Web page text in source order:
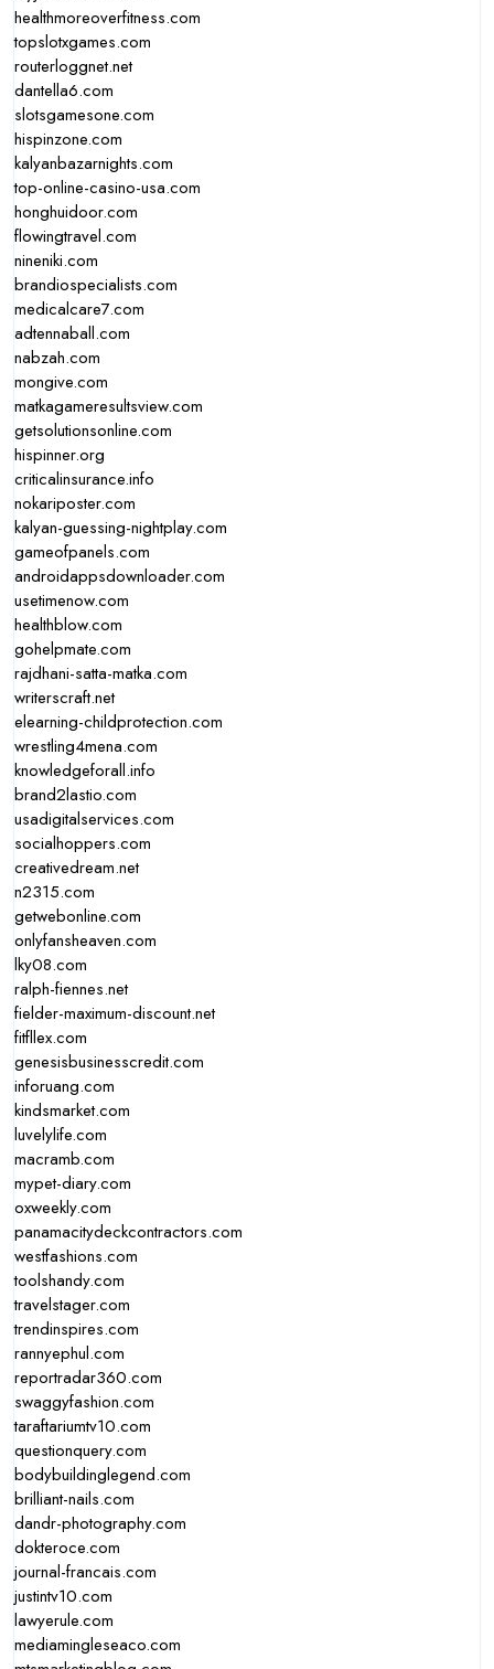
healthmoreoverfitness.com
topslotxgames.com
routerloggnet.net
dantella6.com
slotsgamesone.com
hispinzone.com
kalyanbazarnights.com
top-online-casino-usa.com
honghuidoor.com
flowingtravel.com
nineniki.com
brandiospecialists.com
medicalcare7.com
adtennaball.com
nabzah.com
mongive.com
matkagameresultsview.com
getsolutionsonline.com
hispinner.org
criticalinsurance.info
nokariposter.com
kalyan-guessing-nightplay.com
gameofpanels.com
androidappsdownloader.com
usetimenow.com
healthblow.com
gohelpmate.com
rajdhani-satta-matka.com
writerscraft.net
elearning-childprotection.com
wrestling4mena.com
knowledgeforall.info
brand2lastio.com
usadigitalservices.com
socialhoppers.com
creativedream.net
n2315.com
getwebonline.com
onlyfansheaven.com
lky08.com
ralph-fiennes.net
fielder-maximum-discount.net
fitfllex.com
genesisbusinesscredit.com
inforuang.com
kindsmarket.com
luvelylife.com
macramb.com
mypet-diary.com
oxweekly.com
panamacitydeckcontractors.com
westfashions.com
toolshandy.com
travelstager.com
trendinspires.com
rannyephul.com
reportradar360.com
swaggyfashion.com
taraftariumtv10.com
questionquery.com
bodybuildinglegend.com
brilliant-nails.com
dandr-photography.com
dokteroce.com
journal-francais.com
justintv10.com
lawyerule.com
mediamingleseaco.com